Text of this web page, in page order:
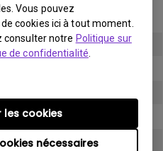
Vous pouvez
cookies ici à tout moment.
consulter notre Politique sur
de confidentialité
nécessaires
les cookies